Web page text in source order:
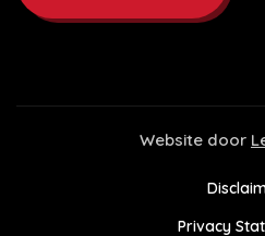
Website door
Privacy